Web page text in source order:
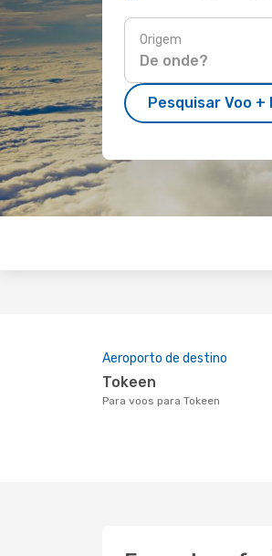
Origem
Pesquisar Voo +
Aeroporto de destino
Tokeen
Para voos para Tokeen